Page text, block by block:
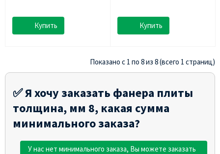
Купить Купить
Показано с 1 по 8 из 8 (всего 1 страниц)
✅ Я хочу заказать фанера плиты
толщина, мм 8, какая сумма
минимального заказа?
У нас нет минимального заказа, Вы можете заказать